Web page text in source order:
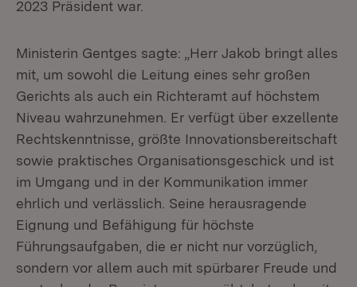
2023 Präsident war.
Ministerin Gentges sagte: „Herr Jakob bringt alles
mit, um sowohl die Leitung eines sehr großen
Gerichts als auch ein Richteramt auf höchstem
Niveau wahrzunehmen. Er verfügt über exzellente
Rechtskenntnisse, größte Innovationsbereitschaft
sowie praktisches Organisationsgeschick und ist
im Umgang und in der Kommunikation immer
ehrlich und verlässlich. Seine herausragende
Eignung und Befähigung für höchste
Führungsaufgaben, die er nicht nur vorzüglich,
sondern vor allem auch mit spürbarer Freude und